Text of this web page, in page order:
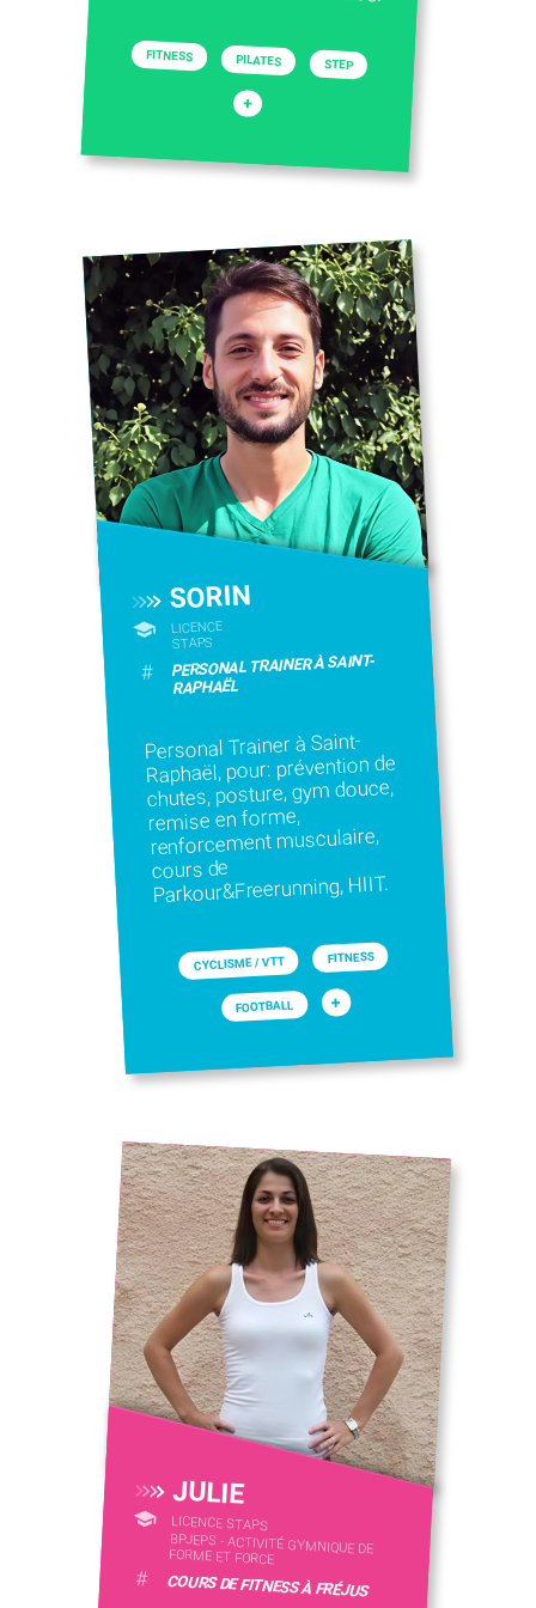
FITNESS PILATES STEP
+
SORIN
LICENCE
STAPS
# PERSONAL TRAINER À SAINT-
RAPHAËL
Personal Trainer à Saint-
Raphaël, pour: prévention de
chutes, posture, gym douce,
remise en forme,
renforcement musculaire,
cours de
Parkour&Freerunning, HIIT.
CYCLISME / VTT FITNESS
FOOTBALL +
JULIE
LICENCE STAPS
BPJEPS - ACTIVITÉ GYMNIQUE DE
FORME ET FORCE
# COURS DE FITNESS À FRÉJUS